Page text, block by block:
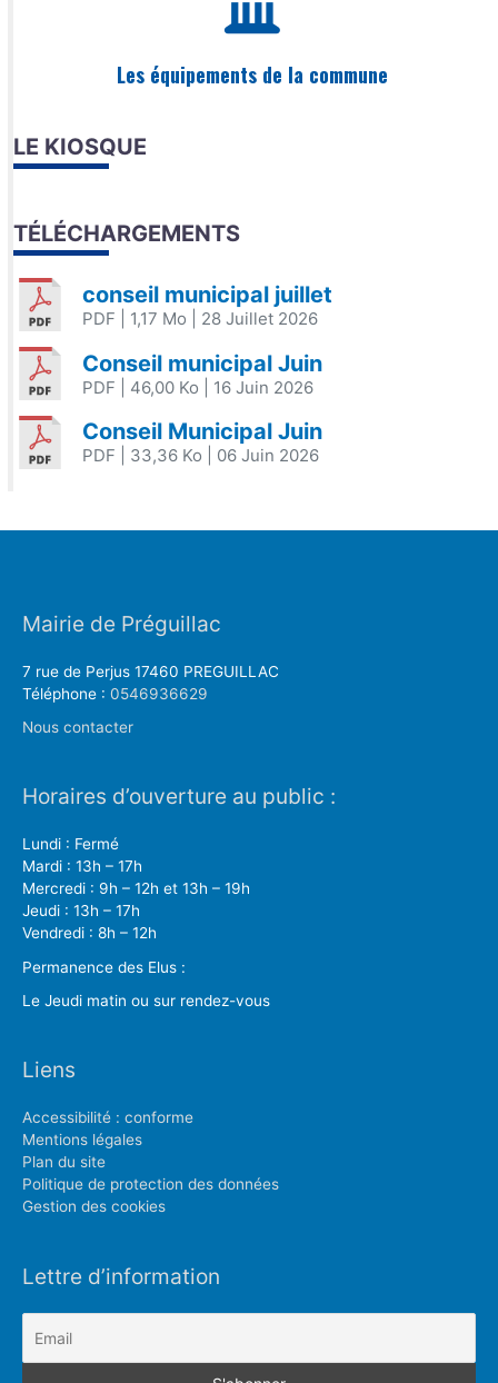
Les équipements de la commune
LE KIOSQUE
TÉLÉCHARGEMENTS
conseil municipal juillet
PDF | 1,17 Mo | 28 Juillet 2026
Conseil municipal Juin
PDF | 46,00 Ko | 16 Juin 2026
Conseil Municipal Juin
PDF | 33,36 Ko | 06 Juin 2026
Mairie de Préguillac
7 rue de Perjus 17460 PREGUILLAC
Téléphone : 0546936629
Nous contacter
Horaires d’ouverture au public :
Lundi : Fermé
Mardi : 13h – 17h
Mercredi : 9h – 12h et 13h – 19h
Jeudi : 13h – 17h
Vendredi : 8h – 12h
Permanence des Elus :
Le Jeudi matin ou sur rendez-vous
Liens
Accessibilité : conforme
Mentions légales
Plan du site
Politique de protection des données
Gestion des cookies
Lettre d’information